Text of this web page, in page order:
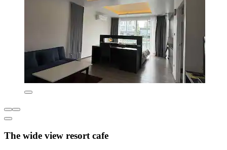
The wide view resort cafe